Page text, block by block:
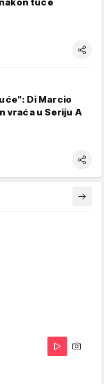
Di Marcio
vraća u Seriju A